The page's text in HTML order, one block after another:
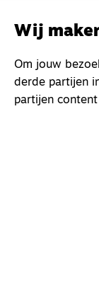
Wij
Om jouw
derde partijen
partijen